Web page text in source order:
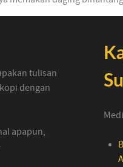
tulisan
dengan
apapun,